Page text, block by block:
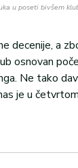
u poseti bivšem
decenije, a
osnovan
Ne tako
je u